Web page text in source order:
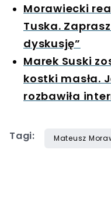
Morawiecki
Tuska.
dyskusję”
Marek Suski
kostki masła.
rozbawiła
Tagi: Mateusz